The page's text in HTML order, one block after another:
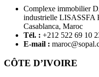
Complexe immobilier
industrielle LISASSFA
Casablanca, Maroc
Tél. : +212 522 69 10
E-mail :
CÔTE D’IVOIRE